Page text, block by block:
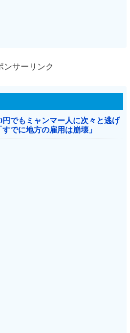
ンサーリンク
円でもミャンマー人に次々と逃げ
でに地方の雇用は崩壊」